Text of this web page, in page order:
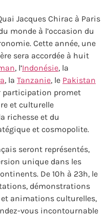
Jacques Chirac à Paris
monde à l’occasion du
Cette année, une
sera accordée à huit
, l’Indonésie, la
, la Tanzanie, le Pakistan
participation promet
et culturelle
richesse et du
et cosmopolite.
seront représentés,
unique dans les
De 10h à 23h, le
démonstrations
animations culturelles,
vous incontournable